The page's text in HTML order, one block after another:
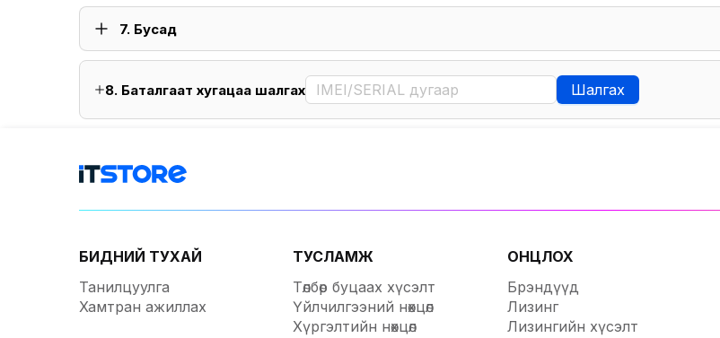
7. Бусад
8. Баталгаат хугацаа шалгах Шалгах
БИДНИЙ ТУХАЙ
Танилцуулга
Хамтран ажиллах
ТУСЛАМЖ
Төлбөр буцаах хүсэлт
Үйлчилгээний нөхцөл
Хүргэлтийн нөхцөл
ОНЦЛОХ
Брэндүүд
Лизинг
Лизингийн хүсэлт